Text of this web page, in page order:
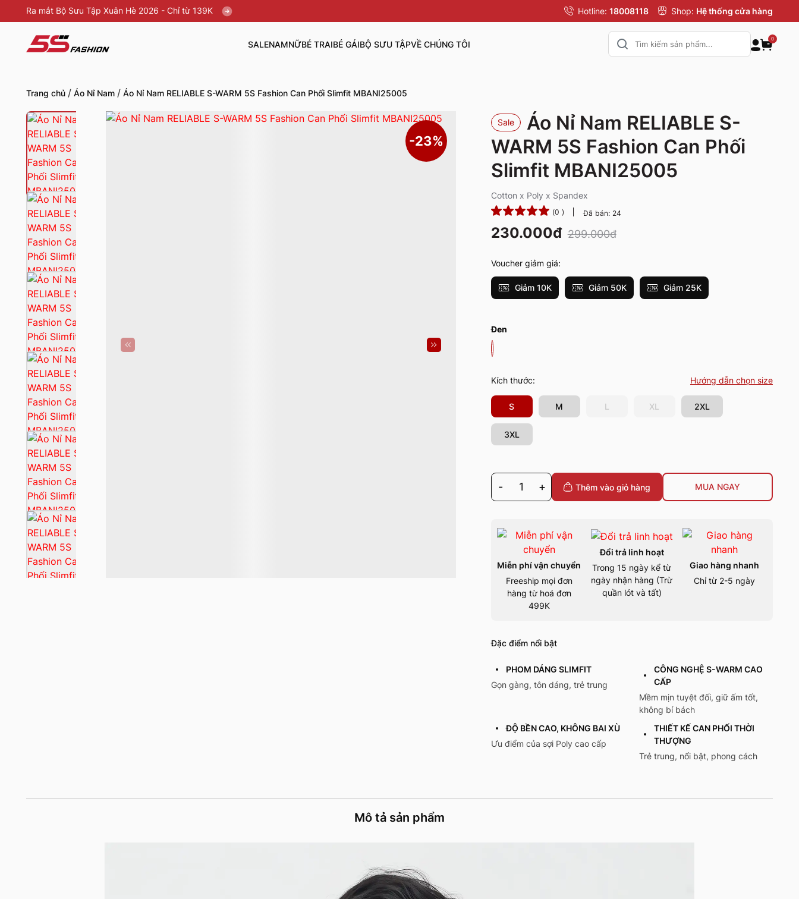
Ra mắt Bộ Sưu Tập Xuân Hè 2026 - Chỉ từ 139K Hotline: 18008118 Shop: Hệ thống cửa hàng
SALENAMNỮBÉ TRAIBÉ GÁIBỘ SƯU TẬPVỀ CHÚNG TÔI
0
Trang chủ / Áo Nỉ Nam / Áo Nỉ Nam RELIABLE S-WARM 5S Fashion Can Phối Slimfit MBANI25005
-23%
Sale
Áo Nỉ Nam RELIABLE S-
WARM 5S Fashion Can Phối
Slimfit MBANI25005
Cotton x Poly x Spandex
(0 ) Đã bán: 24
230.000đ 299.000đ
Voucher giảm giá:
Giảm 10K Giảm 50K Giảm 25K
Đen
Kích thước: Hướng dẫn chọn size
S M L XL 2XL
3XL
- 1 + Thêm vào giỏ hàng MUA NGAY
Miễn phí vận chuyển
Freeship mọi đơn
hàng từ hoá đơn
499K
Đổi trả linh hoạt
Trong 15 ngày kể từ
ngày nhận hàng (Trừ
quần lót và tất)
Giao hàng nhanh
Chỉ từ 2-5 ngày
Đặc điểm nổi bật
PHOM DÁNG SLIMFIT
Gọn gàng, tôn dáng, trẻ trung
CÔNG NGHỆ S-WARM CAO
CẤP
Mềm mịn tuyệt đối, giữ ấm tốt,
không bí bách
ĐỘ BỀN CAO, KHÔNG BAI XÙ
Ưu điểm của sợi Poly cao cấp
THIẾT KẾ CAN PHỐI THỜI
THƯỢNG
Trẻ trung, nổi bật, phong cách
Mô tả sản phẩm